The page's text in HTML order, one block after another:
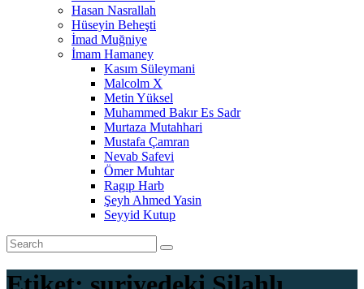
Hasan Nasrallah
Hüseyin Beheşti
İmad Muğniye
İmam Hamaney
Kasım Süleymani
Malcolm X
Metin Yüksel
Muhammed Bakır Es Sadr
Murtaza Mutahhari
Mustafa Çamran
Nevab Safevi
Ömer Muhtar
Ragıp Harb
Şeyh Ahmed Yasin
Seyyid Kutup